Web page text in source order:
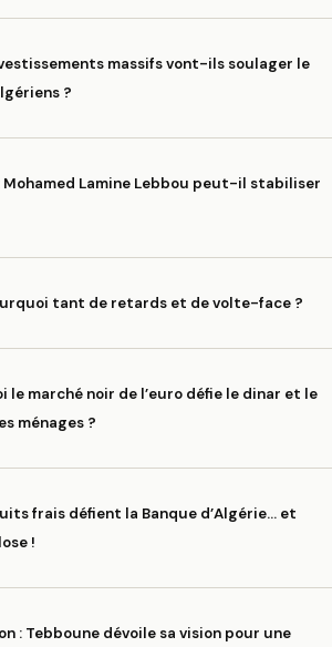
massifs vont-ils soulager le
?
Mohamed Lamine Lebbou peut-il stabiliser
tant de retards et de volte-face ?
le marché noir de l’euro défie le dinar et le
ménages ?
frais défient la Banque d’Algérie… et
!
: Tebboune dévoile sa vision pour une